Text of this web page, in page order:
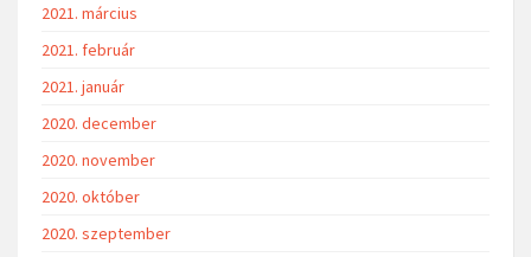
2021. március
2021. február
2021. január
2020. december
2020. november
2020. október
2020. szeptember